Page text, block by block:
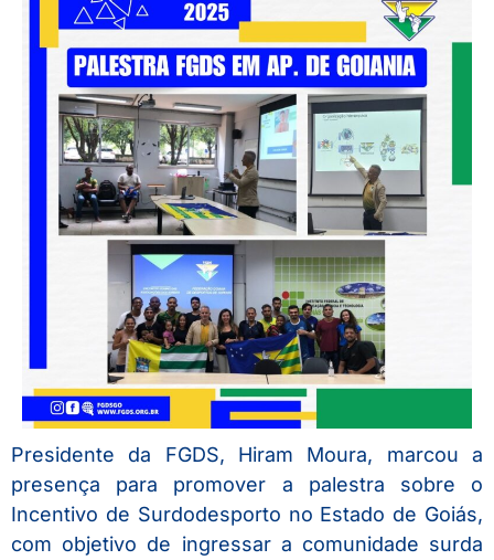
Presidente da FGDS, Hiram Moura, marcou a
presença para promover a palestra sobre o
Incentivo de Surdodesporto no Estado de Goiás,
com objetivo de ingressar a comunidade surda